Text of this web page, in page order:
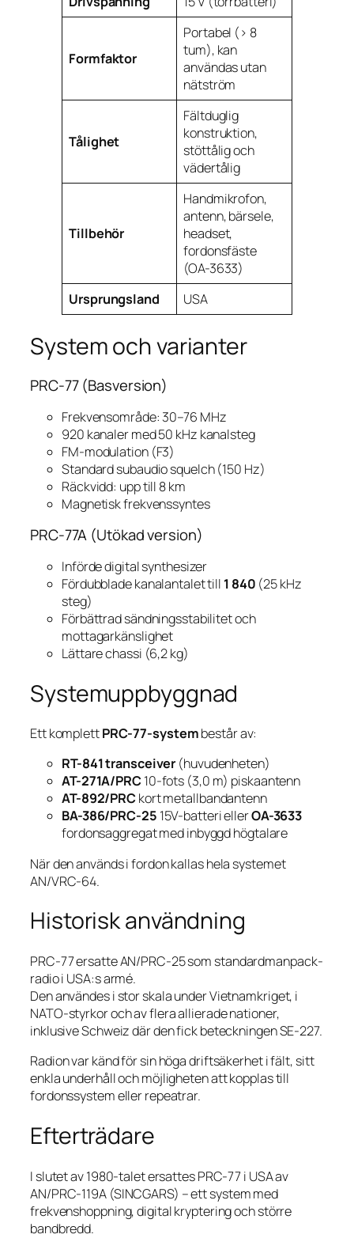
Formfaktor
Portabel (> 8
tum), kan
användas utan
nätström
Tålighet
Fältduglig
konstruktion,
stöttålig och
vädertålig
Tillbehör
Handmikrofon,
antenn, bärsele,
headset,
fordonsfäste
(OA-3633)
Ursprungsland
USA
System och varianter
PRC-77 (Basversion)
Frekvensområde: 30–76 MHz
920 kanaler med 50 kHz kanalsteg
FM-modulation (F3)
Standard subaudio squelch (150 Hz)
Räckvidd: upp till 8 km
Magnetisk frekvenssyntes
PRC-77A (Utökad version)
Införde digital synthesizer
Fördubblade kanalantalet till 1 840 (25 kHz
steg)
Förbättrad sändningsstabilitet och
mottagarkänslighet
Lättare chassi (6,2 kg)
Systemuppbyggnad
Ett komplettPRC-77-systembestår av:
RT-841 transceiver (huvudenheten)
AT-271A/PRC10-fots (3,0 m) piskaantenn
AT-892/PRCkort metallbandantenn
BA-386/PRC-25 15V-batteri ellerOA-3633
fordonsaggregat med inbyggd högtalare
När den används i fordon kallas hela systemet
AN/VRC-64.
Historisk användning
PRC-77 ersatte AN/PRC-25 som standardmanpack-
radio i USA:s armé.
Den användes i stor skala under Vietnamkriget, i
NATO-styrkor och av flera allierade nationer,
inklusive Schweiz där den fick beteckningen SE-227.
Radion var känd för sin höga driftsäkerhet i fält, sitt
enkla underhåll och möjligheten att kopplas till
fordonssystem eller repeatrar.
Efterträdare
I slutet av 1980-talet ersattes PRC-77 i USA av
AN/PRC-119A (SINCGARS) – ett system med
frekvenshoppning, digital kryptering och större
bandbredd.